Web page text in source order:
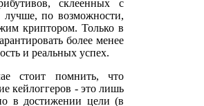
склеенных с
по возможности,
криптором. Только в
более менее
и реальных успех.
стоит помнить, что
кейлоггеров - это лишь
в достижении цели (в